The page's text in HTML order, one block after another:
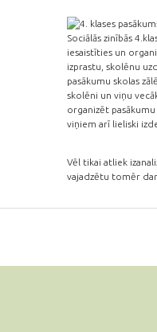
Sociālās zinībās
iesaistīties un
izprastu, skolēnu
pasākumu skolas
skolēni un viņu
organizēt pasākumu
viņiem arī lieliski
Vēl tikai atliek
vajadzētu tomēr